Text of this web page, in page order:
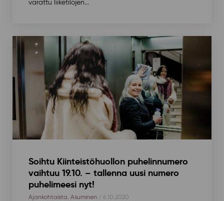
varattu liiketilojen...
Soihtu Kiinteistöhuollon puhelinnumero
vaihtuu 19.10. – tallenna uusi numero
puhelimeesi nyt!
Ajankohtaista Asuminen / 6.10.2020